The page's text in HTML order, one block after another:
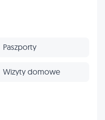
Paszporty
Wizyty domowe